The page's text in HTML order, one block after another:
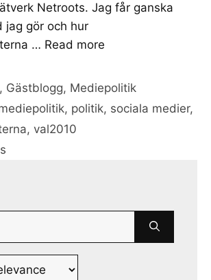
Netroots. Jag får ganska
jag gör och hur
… Read more
, Gästblogg, Mediepolitik
, politik, sociala medier,
, val2010